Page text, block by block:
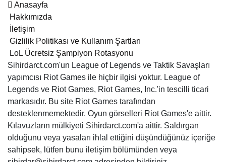
Anasayfa
Hakkımızda
İletişim
Gizlilik Politikası ve Kullanım Şartları
LoL Ücretsiz Şampiyon Rotasyonu
Sihirdarct.com'un League of Legends ve Taktik Savaşları
yapımcısı Riot Games ile hiçbir ilgisi yoktur. League of
Legends ve Riot Games, Riot Games, Inc.'in tescilli ticari
markasıdır. Bu site Riot Games tarafından
desteklenmemektedir. Oyun görselleri Riot Games'e aittir.
Kılavuzların mülkiyeti Sihirdarct.com'a aittir. Saldırgan
olduğunu veya yasaları ihlal ettiğini düşündüğünüz içeriğe
sahipsek, lütfen bunu iletişim bölümünden veya